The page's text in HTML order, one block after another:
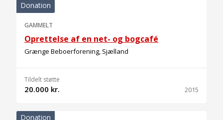
Donation
GAMMELT
Oprettelse af en net- og bogcafé
Grænge Beboerforening, Sjælland
Tildelt støtte
20.000 kr. 2015
Donation